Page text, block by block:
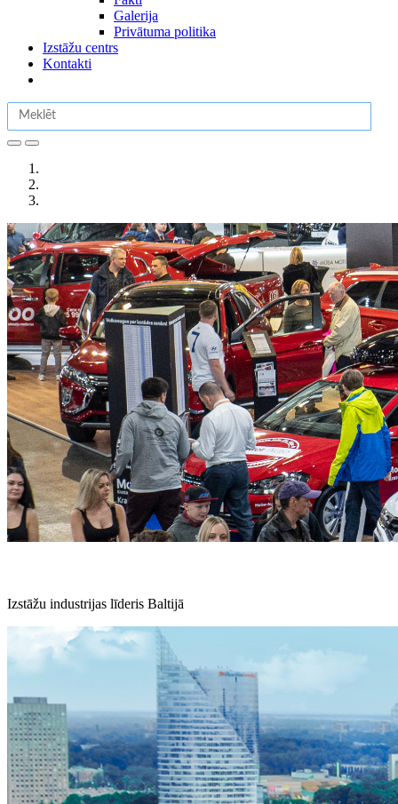
Galerija
Privātuma politika
Izstāžu centrs
Kontakti
Izstāžu industrijas līderis Baltijā